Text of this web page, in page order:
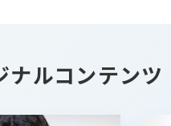
ナルコンテンツ